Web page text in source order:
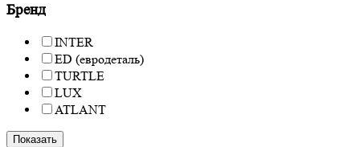
Бренд
INTER
ED (евродеталь)
TURTLE
LUX
ATLANT
Показать